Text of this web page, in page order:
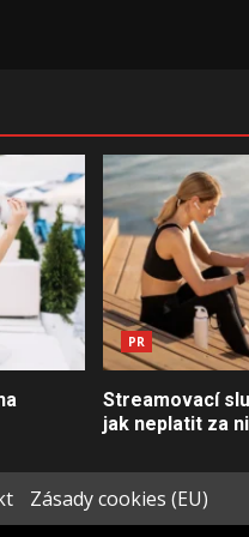
PR
Streamovací
jak neplatit za
Zásady cookies (EU)